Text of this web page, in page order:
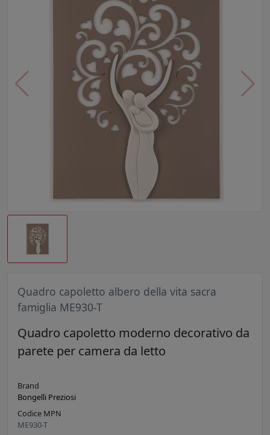
Quadro capoletto albero della vita sacra
famiglia ME930-T
Quadro capoletto moderno decorativo da
parete per camera da letto
Brand
Bongelli Preziosi
Codice MPN
ME930-T